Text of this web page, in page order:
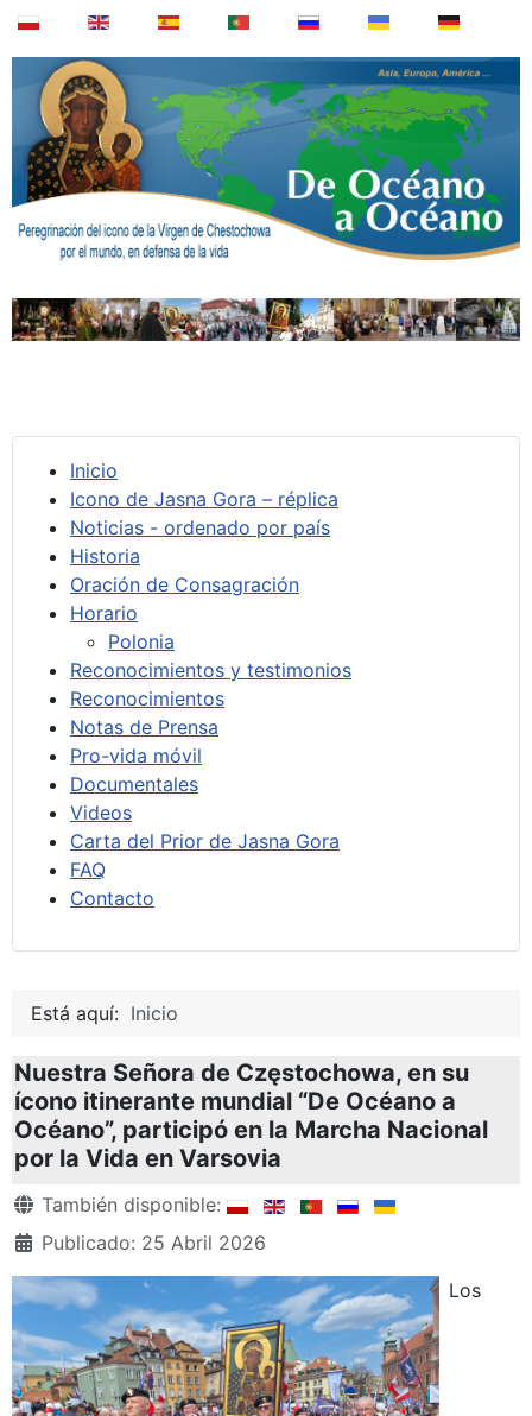
Inicio
Icono de Jasna Gora – réplica
Noticias - ordenado por país
Historia
Oración de Consagración
Horario
Polonia
Reconocimientos y testimonios
Reconocimientos
Notas de Prensa
Pro-vida móvil
Documentales
Videos
Carta del Prior de Jasna Gora
FAQ
Contacto
Está aquí: Inicio
Nuestra Señora de Częstochowa, en su
ícono itinerante mundial “De Océano a
Océano”, participó en la Marcha Nacional
por la Vida en Varsovia
Detalles
También disponible:
Publicado: 25 Abril 2026
Los